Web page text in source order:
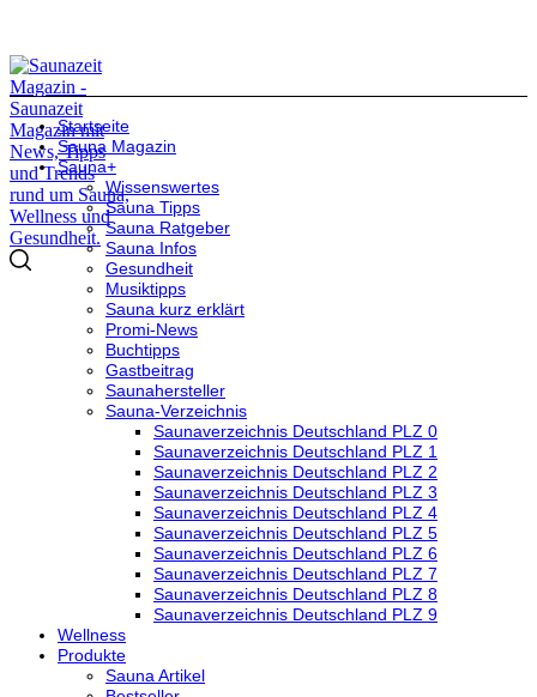
Startseite
Sauna Magazin
Sauna+
Wissenswertes
Sauna Tipps
Sauna Ratgeber
Sauna Infos
Gesundheit
Musiktipps
Sauna kurz erklärt
Promi-News
Buchtipps
Gastbeitrag
Saunahersteller
Sauna-Verzeichnis
Saunaverzeichnis Deutschland PLZ 0
Saunaverzeichnis Deutschland PLZ 1
Saunaverzeichnis Deutschland PLZ 2
Saunaverzeichnis Deutschland PLZ 3
Saunaverzeichnis Deutschland PLZ 4
Saunaverzeichnis Deutschland PLZ 5
Saunaverzeichnis Deutschland PLZ 6
Saunaverzeichnis Deutschland PLZ 7
Saunaverzeichnis Deutschland PLZ 8
Saunaverzeichnis Deutschland PLZ 9
Wellness
Produkte
Sauna Artikel